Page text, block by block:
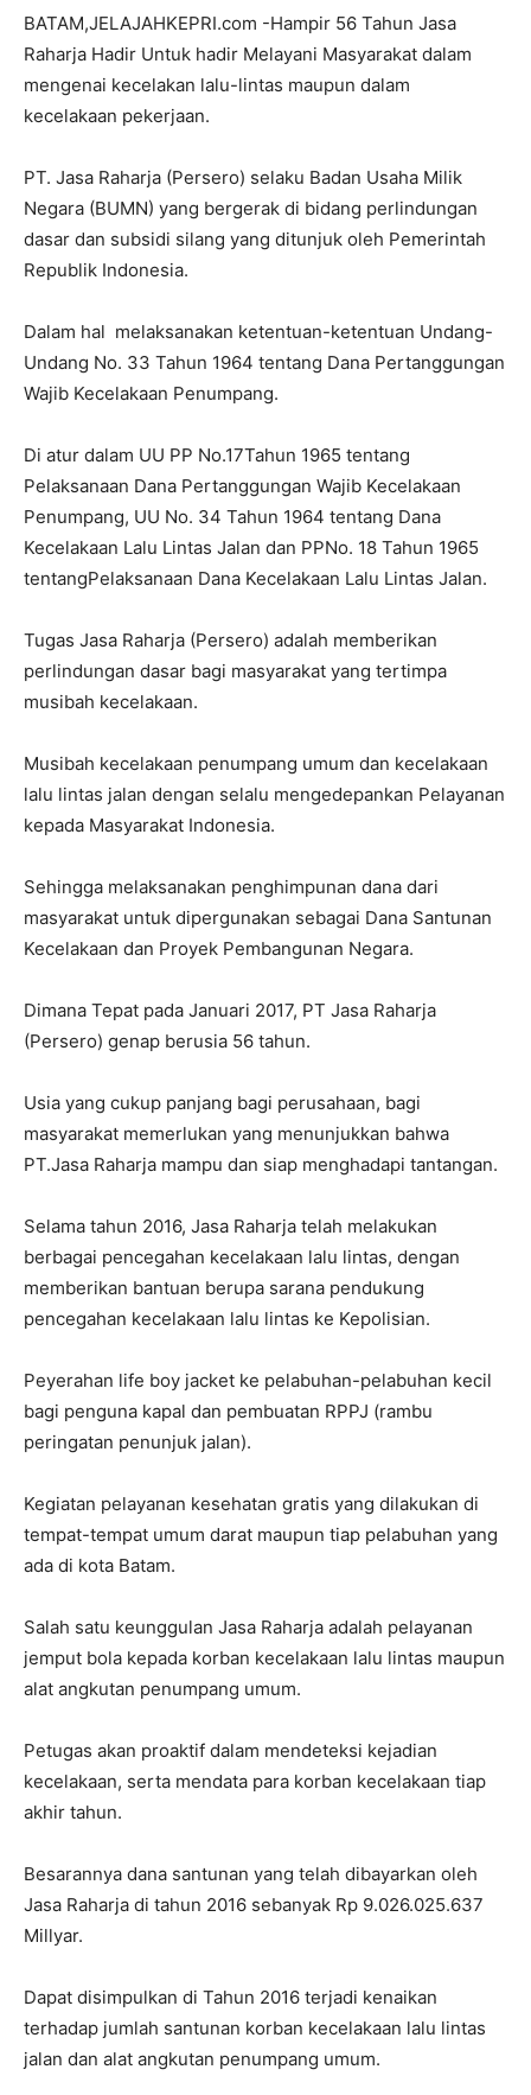
BATAM,JELAJAHKEPRI.com -Hampir 56 Tahun Jasa
Raharja Hadir Untuk hadir Melayani Masyarakat dalam
mengenai kecelakan lalu-lintas maupun dalam
kecelakaan pekerjaan.
PT. Jasa Raharja (Persero) selaku Badan Usaha Milik
Negara (BUMN) yang bergerak di bidang perlindungan
dasar dan subsidi silang yang ditunjuk oleh Pemerintah
Republik Indonesia.
Dalam hal melaksanakan ketentuan-ketentuan Undang-
Undang No. 33 Tahun 1964 tentang Dana Pertanggungan
Wajib Kecelakaan Penumpang.
Di atur dalam UU PP No.17Tahun 1965 tentang
Pelaksanaan Dana Pertanggungan Wajib Kecelakaan
Penumpang, UU No. 34 Tahun 1964 tentang Dana
Kecelakaan Lalu Lintas Jalan dan PPNo. 18 Tahun 1965
tentangPelaksanaan Dana Kecelakaan Lalu Lintas Jalan.
Tugas Jasa Raharja (Persero) adalah memberikan
perlindungan dasar bagi masyarakat yang tertimpa
musibah kecelakaan.
Musibah kecelakaan penumpang umum dan kecelakaan
lalu lintas jalan dengan selalu mengedepankan Pelayanan
kepada Masyarakat Indonesia.
Sehingga melaksanakan penghimpunan dana dari
masyarakat untuk dipergunakan sebagai Dana Santunan
Kecelakaan dan Proyek Pembangunan Negara.
Dimana Tepat pada Januari 2017, PT Jasa Raharja
(Persero) genap berusia 56 tahun.
Usia yang cukup panjang bagi perusahaan, bagi
masyarakat memerlukan yang menunjukkan bahwa
PT.Jasa Raharja mampu dan siap menghadapi tantangan.
Selama tahun 2016, Jasa Raharja telah melakukan
berbagai pencegahan kecelakaan lalu lintas, dengan
memberikan bantuan berupa sarana pendukung
pencegahan kecelakaan lalu lintas ke Kepolisian.
Peyerahan life boy jacket ke pelabuhan-pelabuhan kecil
bagi penguna kapal dan pembuatan RPPJ (rambu
peringatan penunjuk jalan).
Kegiatan pelayanan kesehatan gratis yang dilakukan di
tempat-tempat umum darat maupun tiap pelabuhan yang
ada di kota Batam.
Salah satu keunggulan Jasa Raharja adalah pelayanan
jemput bola kepada korban kecelakaan lalu lintas maupun
alat angkutan penumpang umum.
Petugas akan proaktif dalam mendeteksi kejadian
kecelakaan, serta mendata para korban kecelakaan tiap
akhir tahun.
Besarannya dana santunan yang telah dibayarkan oleh
Jasa Raharja di tahun 2016 sebanyak Rp 9.026.025.637
Millyar.
Dapat disimpulkan di Tahun 2016 terjadi kenaikan
terhadap jumlah santunan korban kecelakaan lalu lintas
jalan dan alat angkutan penumpang umum.